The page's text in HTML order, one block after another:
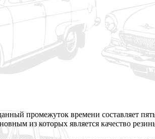
промежуток времени составляет
из которых является качество